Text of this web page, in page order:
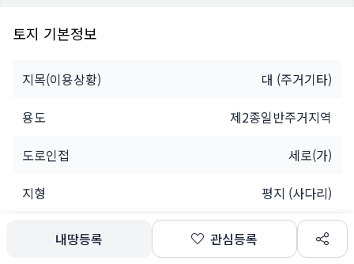
토지 기본정보
지목(이용상황) 대 (주거기타)
용도
제2종일반주거지역
도로인접
세로(가)
지형
평지 (사다리)
소유자
개인
내땅등록 관심등록